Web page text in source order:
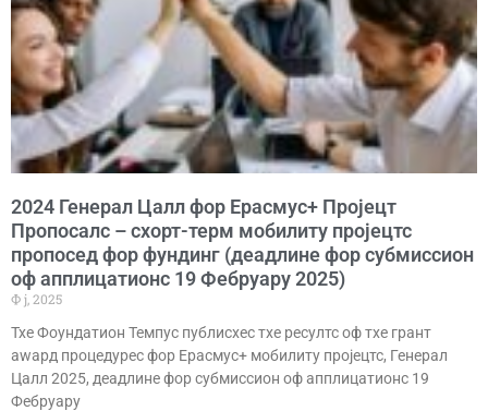
2024 Генерал Цалл фор Ерасмус+ Пројецт
Пропосалс – схорт-терм мобилитy пројецтс
пропосед фор фундинг (деадлине фор субмиссион
оф апплицатионс 19 Фебруарy 2025)
Ф ј, 2025
Тхе Фоундатион Темпус публисхес тхе ресултс оф тхе грант
аwард процедурес фор Ерасмус+ мобилитy пројецтс, Генерал
Цалл 2025, деадлине фор субмиссион оф апплицатионс 19
Фебруарy